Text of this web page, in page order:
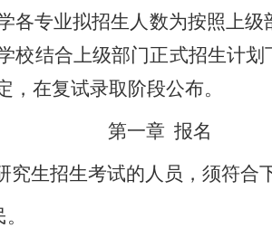
各专业拟招生人数为按照上
校结合上级部门正式招生计
在复试录取阶段公布。
第一章 报名
究生招生考试的人员，须符合